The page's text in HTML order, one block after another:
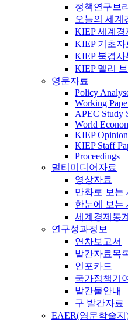
정책연구브
오늘의 세계
KIEP 세계
KIEP 기초자
KIEP 북경
KIEP 델리
영문자료
Policy
Working
APEC Study
World
KIEP
KIEP Staff
Proceedings
멀티미디어자료
영상자료
만화로 보는
한눈에 보는
세계경제통계
연구성과정보
연차보고서
발간자료목
인포카드
국가정책기
발간물안내
구 발간자료
EAER(영문학술지